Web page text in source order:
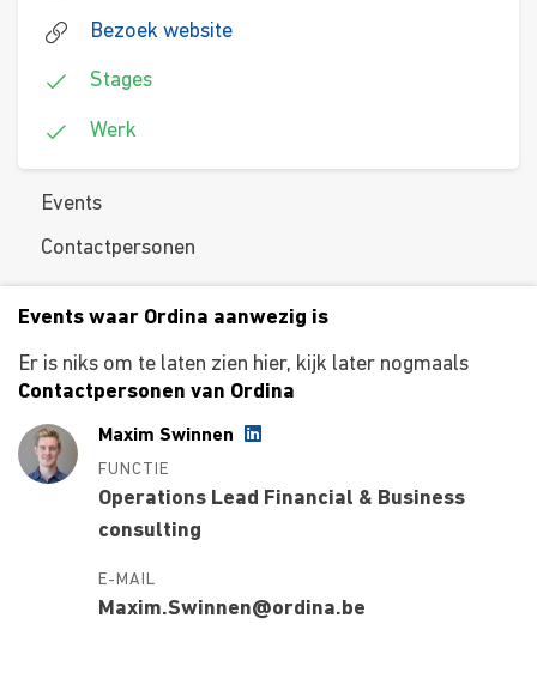
Bezoek website
Stages
Werk
Events
Contactpersonen
Events waar Ordina aanwezig is
Er is niks om te laten zien hier, kijk later nogmaals
Contactpersonen van Ordina
Maxim Swinnen
FUNCTIE
Operations Lead Financial & Business
consulting
E-MAIL
Maxim.Swinnen@ordina.be